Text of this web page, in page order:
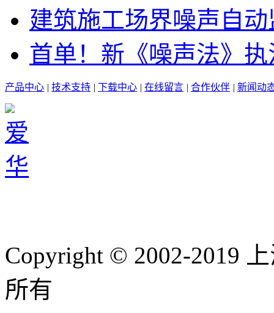
建筑施工场界噪声自动
首单！新《噪声法》
产品中心 技术支持 下载中心 在线留言 合作伙伴 新闻动
Copyright © 2002-2019
所有